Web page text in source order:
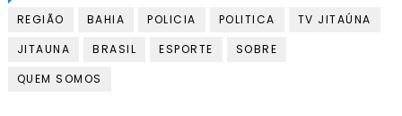
REGIÃO BAHIA POLICIA POLITICA
TV JITAÚNA
JITAUNA
BRASIL ESPORTE
SOBRE
QUEM SOMOS